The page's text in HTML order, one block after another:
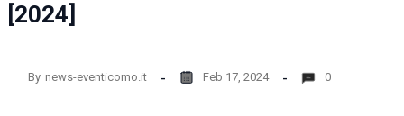
[2024]
By news-eventicomo.it Feb 17, 2024 0
Esperienza
una migliore